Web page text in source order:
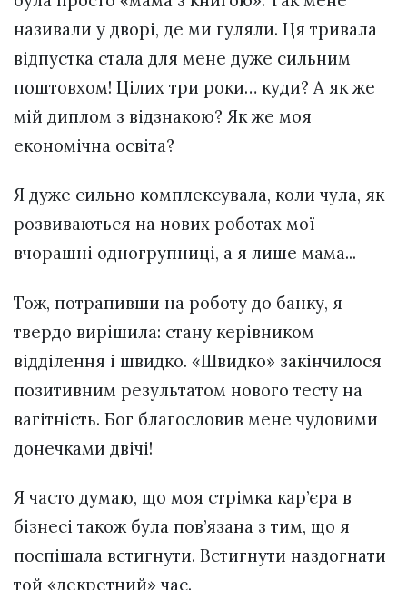
називали у дворі, де ми гуляли. Ця тривала
відпустка стала для мене дуже сильним
поштовхом! Цілих три роки… куди? А як же
мій диплом з відзнакою? Як же моя
економічна освіта?
Я дуже сильно комплексувала, коли чула, як
розвиваються на нових роботах мої
вчорашні одногрупниці, а я лише мама...
Тож, потрапивши на роботу до банку, я
твердо вирішила: стану керівником
відділення і швидко. «Швидко» закінчилося
позитивним результатом нового тесту на
вагітність. Бог благословив мене чудовими
донечками двічі!
Я часто думаю, що моя стрімка кар’єра в
бізнесі також була пов’язана з тим, що я
поспішала встигнути. Встигнути наздогнати
той «декретний» час.